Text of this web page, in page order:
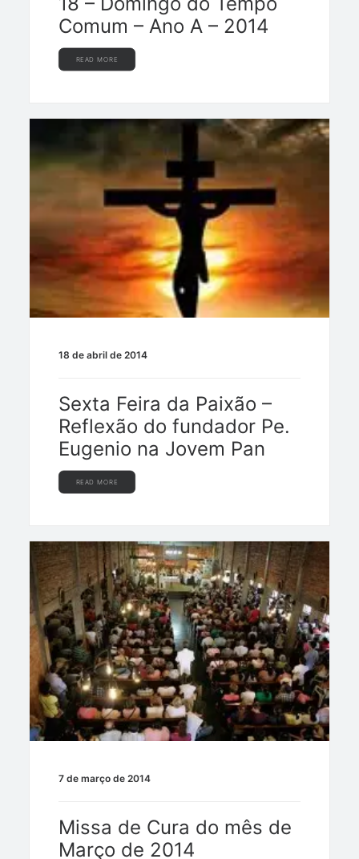
Comum – Ano A – 2014
READ MORE
18 de abril de 2014
Sexta Feira da Paixão –
Reflexão do fundador Pe.
Eugenio na Jovem Pan
READ MORE
7 de março de 2014
Missa de Cura do mês de
Março de 2014